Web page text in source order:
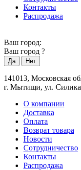
Контакты
Распродажа
Ваш город:
Ваш город ?
141013, Московская
г. Мытищи, ул.
О компании
Доставка
Оплата
Возврат товара
Новости
Сотрудничество
Контакты
Распродажа